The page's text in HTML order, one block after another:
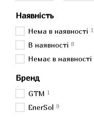
Наявність
Нема в наявності 1
В наявності 8
Немає в наявності
Бренд
GTM 1
EnerSol 9